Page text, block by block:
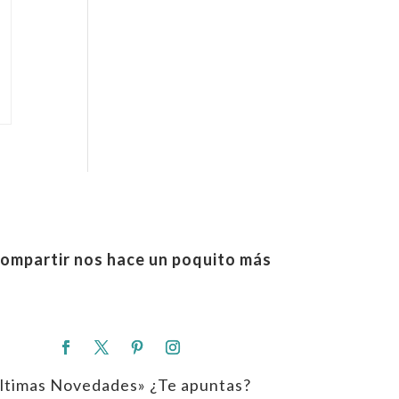
nos hace un poquito más
Novedades» ¿Te apuntas?